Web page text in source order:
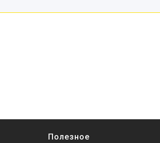
Полезное